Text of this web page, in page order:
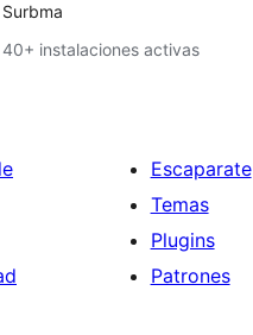
Surbma
40+ instalaciones activas
Escaparate
Temas
Plugins
Patrones